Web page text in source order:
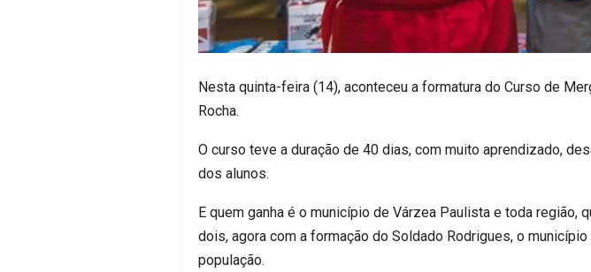
Nesta quinta-feira (14), aconteceu a formatura do Curso de
Rocha.
O curso teve a duração de 40 dias, com muito aprendizado,
dos alunos.
E quem ganha é o município de Várzea Paulista e toda
dois, agora com a formação do Soldado Rodrigues, o
população.